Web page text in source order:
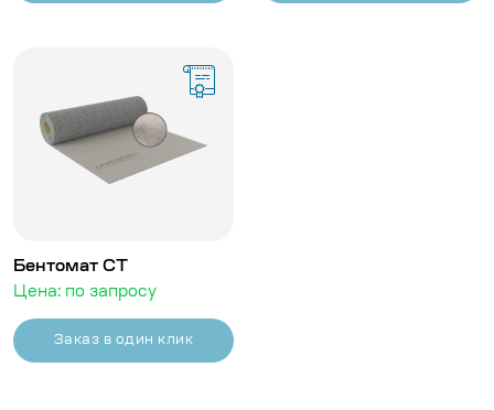
Бентомат СТ
Цена: по запросу
Заказ в один клик